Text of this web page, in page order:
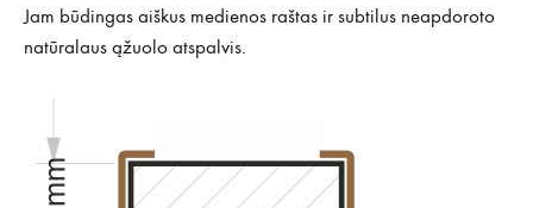
Jam būdingas aiškus medienos raštas ir subtilus neapdoroto
natūralaus ąžuolo atspalvis.